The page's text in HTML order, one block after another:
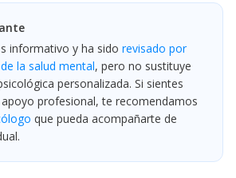
informativo y ha sido revisado por
la salud mental, pero no sustituye
personalizada. Si sientes
profesional, te recomendamos
que pueda acompañarte de